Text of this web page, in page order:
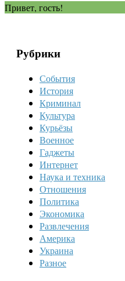
Привет, гость!
Рубрики
События
История
Криминал
Культура
Курьёзы
Военное
Гаджеты
Интернет
Наука и техника
Отношения
Политика
Экономика
Развлечения
Америка
Украина
Разное